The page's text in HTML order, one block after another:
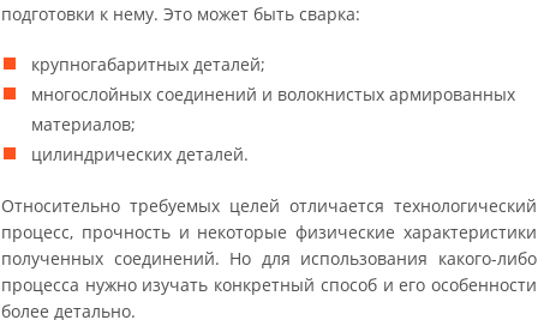
подготовки к нему. Это может быть сварка:
крупногабаритных деталей;
многослойных соединений и волокнистых армированных
материалов;
цилиндрических деталей.
Относительно требуемых целей отличается технологический
процесс, прочность и некоторые физические характеристики
полученных соединений. Но для использования какого-либо
процесса нужно изучать конкретный способ и его особенности
более детально.